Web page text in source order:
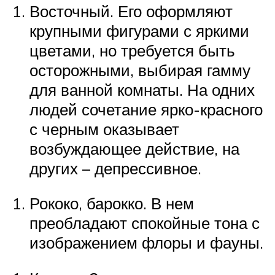
Восточный. Его оформляют
крупными фигурами с яркими
цветами, но требуется быть
осторожными, выбирая гамму
для ванной комнаты. На одних
людей сочетание ярко-красного
с черным оказывает
возбуждающее действие, на
других – депрессивное.
Рококо, барокко. В нем
преобладают спокойные тона с
изображением флоры и фауны.